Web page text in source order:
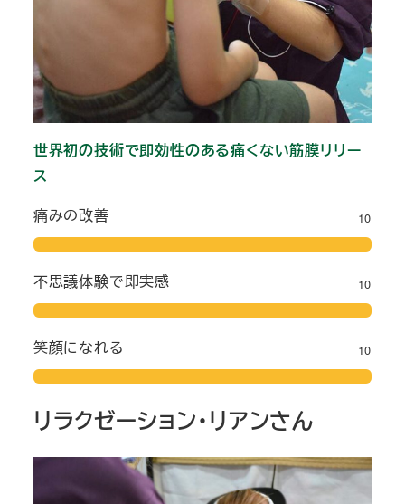
世界初の技術で即効性のある痛くない筋膜リリー
ス
痛みの改善
10
不思議体験で即実感 10
笑顔になれる 10
リラクゼーション・リアンさん